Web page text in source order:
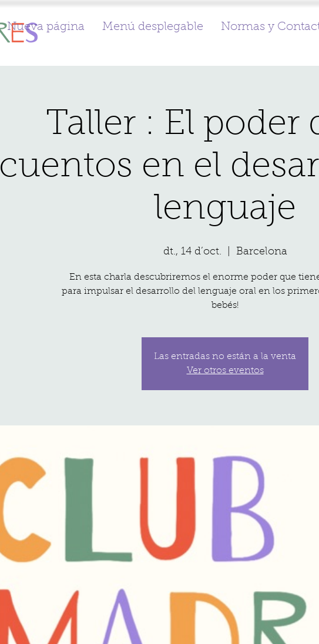
Nueva página Menú desplegable Normas y
Taller : El poder
cuentos en el
lenguaje
dt., 14 d’oct. Barcelona
En esta charla descubriremos el enorme poder que
para impulsar el desarrollo del lenguaje oral en los
bebés!
Las entradas no están a la venta
Ver otros eventos